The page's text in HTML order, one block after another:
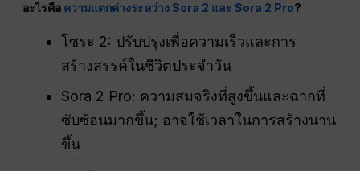
อะไรคือ ความแตกต่างระหว่าง Sora 2 และ Sora 2 Pro?
โซระ 2: ปรับปรุงเพื่อความเร็วและการ
สร้างสรรค์ในชีวิตประจำวัน
Sora 2 Pro: ความสมจริงที่สูงขึ้นและฉากที่
ซับซ้อนมากขึ้น; อาจใช้เวลาในการสร้างนาน
ขึ้น